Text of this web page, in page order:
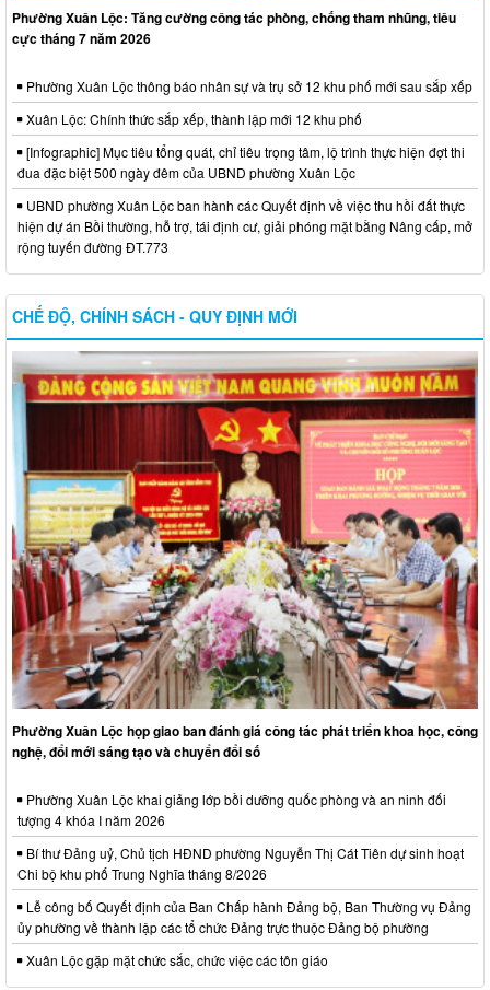
Phường Xuân Lộc: Tăng cường công tác phòng, chống tham nhũng, tiêu
cực tháng 7 năm 2026
Phường Xuân Lộc thông báo nhân sự và trụ sở 12 khu phố mới sau sắp xếp
Xuân Lộc: Chính thức sắp xếp, thành lập mới 12 khu phố
[Infographic] Mục tiêu tổng quát, chỉ tiêu trọng tâm, lộ trình thực hiện đợt thi
đua đặc biệt 500 ngày đêm của UBND phường Xuân Lộc
UBND phường Xuân Lộc ban hành các Quyết định về việc thu hồi đất thực
hiện dự án Bồi thường, hỗ trợ, tái định cư, giải phóng mặt bằng Nâng cấp, mở
rộng tuyến đường ĐT.773
CHẾ ĐỘ, CHÍNH SÁCH - QUY ĐỊNH MỚI
Phường Xuân Lộc họp giao ban đánh giá công tác phát triển khoa học, công
nghệ, đổi mới sáng tạo và chuyển đổi số
Phường Xuân Lộc khai giảng lớp bồi dưỡng quốc phòng và an ninh đối
tượng 4 khóa I năm 2026
Bí thư Đảng uỷ, Chủ tịch HĐND phường Nguyễn Thị Cát Tiên dự sinh hoạt
Chi bộ khu phố Trung Nghĩa tháng 8/2026
Lễ công bố Quyết định của Ban Chấp hành Đảng bộ, Ban Thường vụ Đảng
ủy phường về thành lập các tổ chức Đảng trực thuộc Đảng bộ phường
Xuân Lộc gặp mặt chức sắc, chức việc các tôn giáo